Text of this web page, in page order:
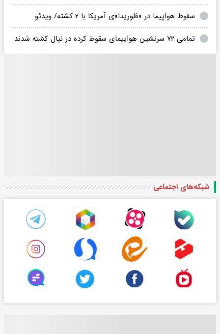
سقوط هواپیما در «فلوریدا»ی آمریکا با ۲ کشته/ ویدئو
تمامی ۷۲ سرنشین هواپیمای سقوط کرده در نپال کشته شدند
شبکه‌های اجتماعی